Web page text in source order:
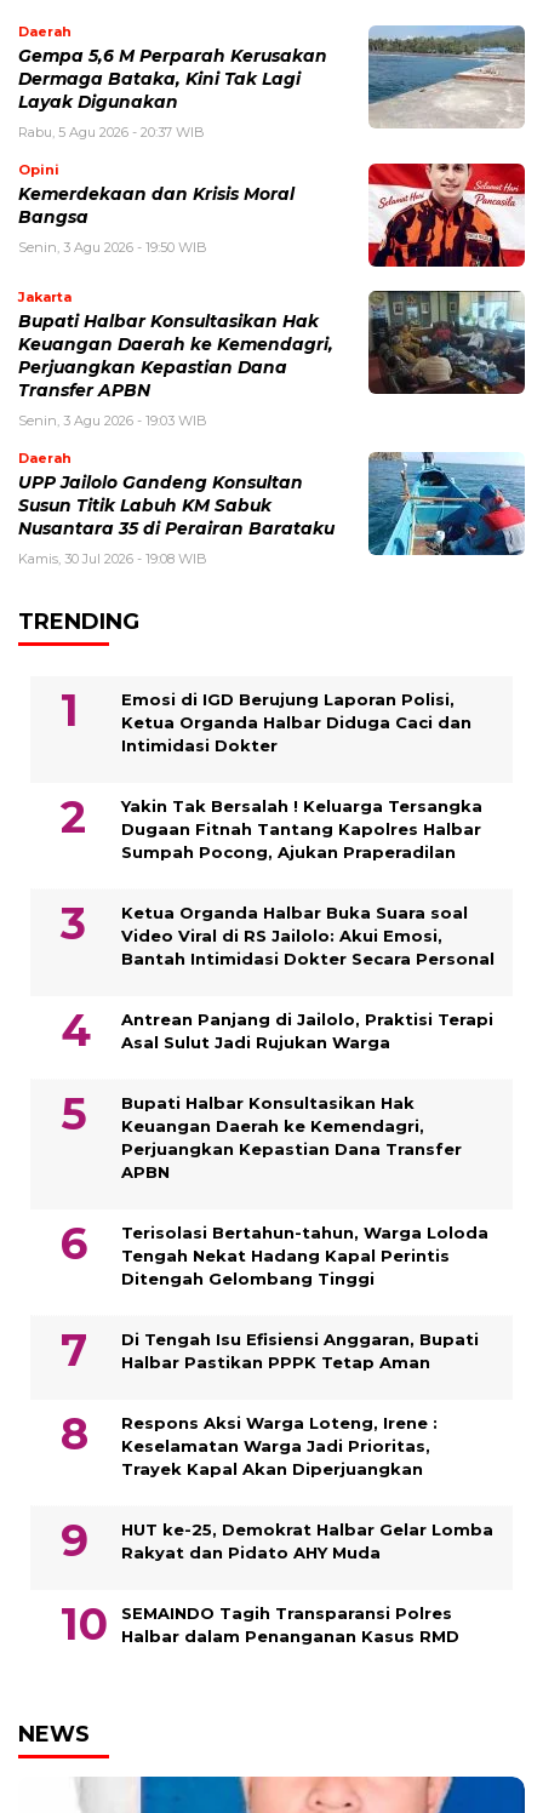
Daerah
Gempa 5,6 M Perparah Kerusakan
Dermaga Bataka, Kini Tak Lagi
Layak Digunakan
Rabu, 5 Agu 2026 - 20:37 WIB
Opini
Kemerdekaan dan Krisis Moral
Bangsa
Senin, 3 Agu 2026 - 19:50 WIB
Jakarta
Bupati Halbar Konsultasikan Hak
Keuangan Daerah ke Kemendagri,
Perjuangkan Kepastian Dana
Transfer APBN
Senin, 3 Agu 2026 - 19:03 WIB
Daerah
UPP Jailolo Gandeng Konsultan
Susun Titik Labuh KM Sabuk
Nusantara 35 di Perairan Barataku
Kamis, 30 Jul 2026 - 19:08 WIB
TRENDING
Emosi di IGD Berujung Laporan Polisi,
Ketua Organda Halbar Diduga Caci dan
Intimidasi Dokter
Yakin Tak Bersalah ! Keluarga Tersangka
Dugaan Fitnah Tantang Kapolres Halbar
Sumpah Pocong, Ajukan Praperadilan
Ketua Organda Halbar Buka Suara soal
Video Viral di RS Jailolo: Akui Emosi,
Bantah Intimidasi Dokter Secara Personal
Antrean Panjang di Jailolo, Praktisi Terapi
Asal Sulut Jadi Rujukan Warga
Bupati Halbar Konsultasikan Hak
Keuangan Daerah ke Kemendagri,
Perjuangkan Kepastian Dana Transfer
APBN
Terisolasi Bertahun-tahun, Warga Loloda
Tengah Nekat Hadang Kapal Perintis
Ditengah Gelombang Tinggi
Di Tengah Isu Efisiensi Anggaran, Bupati
Halbar Pastikan PPPK Tetap Aman
Respons Aksi Warga Loteng, Irene :
Keselamatan Warga Jadi Prioritas,
Trayek Kapal Akan Diperjuangkan
HUT ke-25, Demokrat Halbar Gelar Lomba
Rakyat dan Pidato AHY Muda
SEMAINDO Tagih Transparansi Polres
Halbar dalam Penanganan Kasus RMD
NEWS